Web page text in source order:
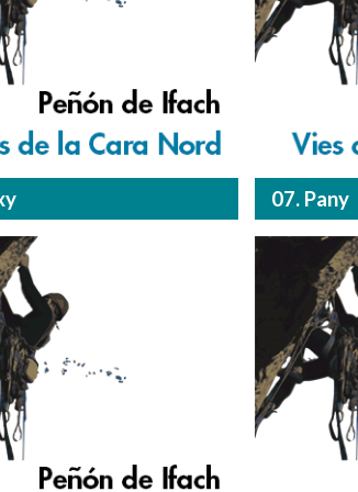
07. Pany